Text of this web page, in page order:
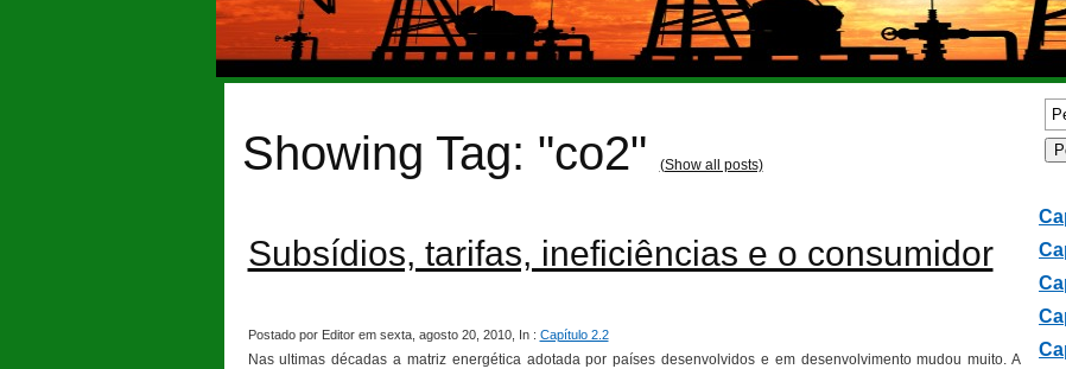
Showing Tag: "co2" (Show all posts)
Subsídios, tarifas, ineficiências e o consumidor
Postado por Editor em sexta, agosto 20, 2010, In : Capítulo 2.2
Nas ultimas décadas a matriz energética adotada por países desenvolvidos e em desenvolvimento mudou muito. A